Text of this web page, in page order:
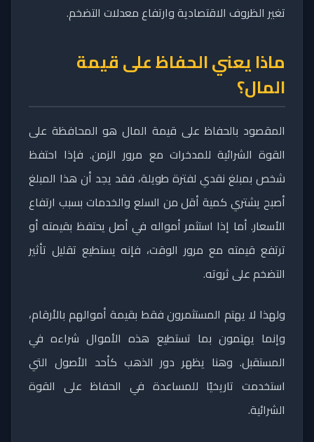
تغير الظروف الاقتصادية وارتفاع معدلات التضخم.
ماذا يعني الحفاظ على قيمة
المال؟
المقصود بالحفاظ على قيمة المال هو المحافظة على
القوة الشرائية للمدخرات مع مرور الزمن. فإذا احتفظ
شخص بمبلغ نقدي لفترة طويلة، فقد يجد أن هذا المبلغ
أصبح يشتري كمية أقل من السلع والخدمات بسبب ارتفاع
الأسعار. أما إذا استثمر أمواله في أصل يحتفظ بقيمته أو
ترتفع قيمته مع مرور الوقت، فإنه يستطيع تقليل تأثير
التضخم على ثروته.
ولهذا لا يهتم المستثمرون فقط بقيمة أموالهم بالأرقام،
وإنما يهتمون بما تستطيع هذه الأموال شراءه في
المستقبل. وهنا يظهر دور الذهب كأحد الأصول التي
استخدمت تاريخيًا للمساعدة في الحفاظ على القوة
الشرائية.